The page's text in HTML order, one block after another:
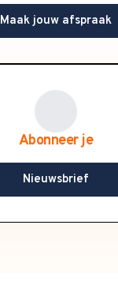
Maak jouw afspraak
Abonneer je
Nieuwsbrief